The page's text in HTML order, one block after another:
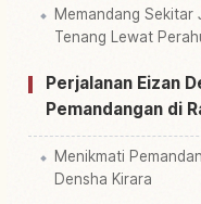
Memandang
Tenang Lewat
Perjalanan Eizan
Pemandangan di
Menikmati
Densha Kirara